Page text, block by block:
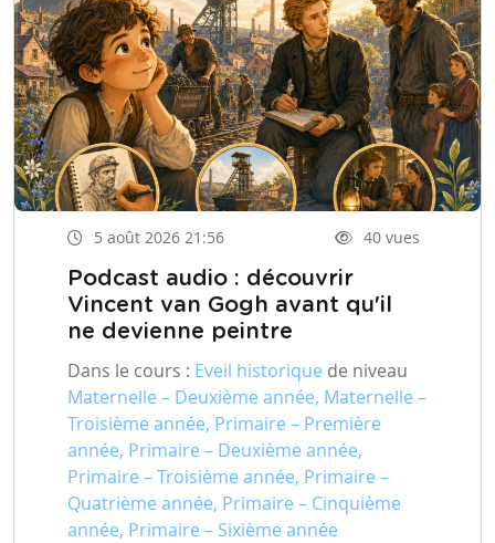
5 août 2026 21:56 40 vues
Podcast audio : découvrir
Vincent van Gogh avant qu'il
ne devienne peintre
Dans le cours : Eveil historique de niveau
Maternelle – Deuxième année, Maternelle –
Troisième année, Primaire – Première
année, Primaire – Deuxième année,
Primaire – Troisième année, Primaire –
Quatrième année, Primaire – Cinquième
année, Primaire – Sixième année